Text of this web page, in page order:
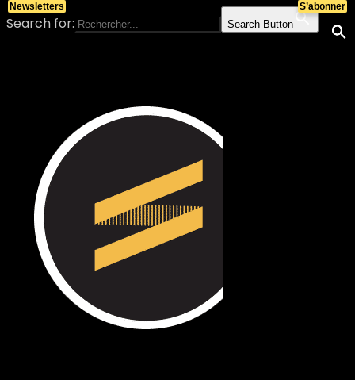
Search for: Search Button
S’abonner
Newsletters